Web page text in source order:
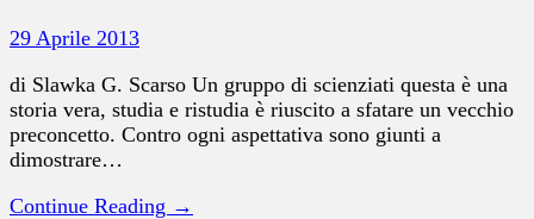
29 Aprile 2013
di Slawka G. Scarso Un gruppo di scienziati questa è una
storia vera, studia e ristudia è riuscito a sfatare un vecchio
preconcetto. Contro ogni aspettativa sono giunti a
dimostrare…
Continue Reading →